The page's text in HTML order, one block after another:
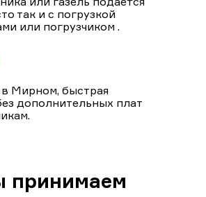
так и с погрузкой
или погрузчиком .
Мирном, быстрая
дополнительных плат
принимаем